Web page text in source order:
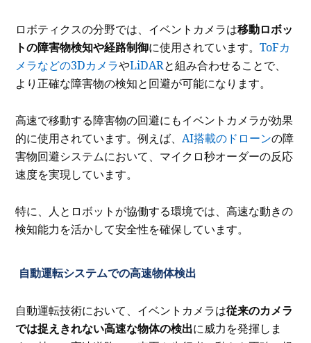
ロボティクスの分野では、イベントカメラは移動ロボッ
トの障害物検知や経路制御に使用されています。ToFカ
メラなどの3DカメラやLiDARと組み合わせることで、
より正確な障害物の検知と回避が可能になります。
高速で移動する障害物の回避にもイベントカメラが効果
的に使用されています。例えば、AI搭載のドローンの障
害物回避システムにおいて、マイクロ秒オーダーの反応
速度を実現しています。
特に、人とロボットが協働する環境では、高速な動きの
検知能力を活かして安全性を確保しています。
自動運転システムでの高速物体検出
自動運転技術において、イベントカメラは従来のカメラ
では捉えきれない高速な物体の検出に威力を発揮しま